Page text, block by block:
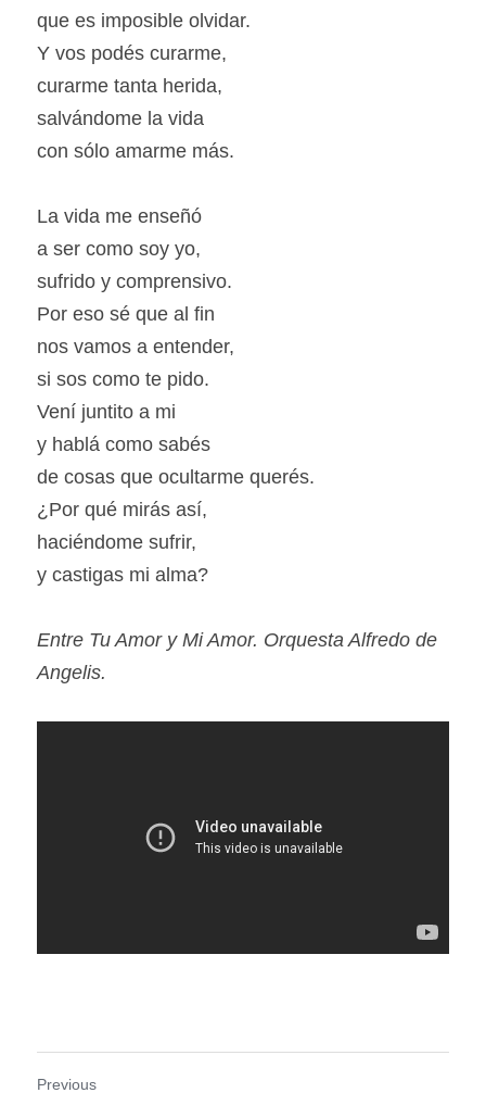
que es imposible olvidar.
Y vos podés curarme,
curarme tanta herida,
salvándome la vida
con sólo amarme más.
La vida me enseñó
a ser como soy yo,
sufrido y comprensivo.
Por eso sé que al fin
nos vamos a entender,
si sos como te pido.
Vení juntito a mi
y hablá como sabés
de cosas que ocultarme querés.
¿Por qué mirás así,
haciéndome sufrir,
y castigas mi alma?
Entre Tu Amor y Mi Amor. Orquesta Alfredo de
Angelis.
Previous